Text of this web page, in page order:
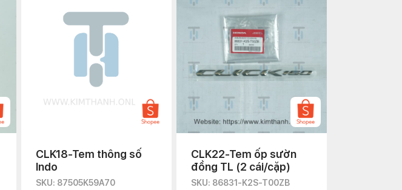
CLK18-Tem thông số
Indo
SKU: 87505K59A70
CLK22-Tem ốp sườn
đồng TL (2 cái/cặp)
SKU: 86831-K2S-T00ZB